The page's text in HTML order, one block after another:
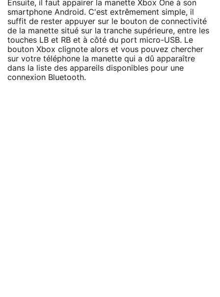
Ensuite, il faut appairer la manette Xbox One à son
smartphone Android. C'est extrêmement simple, il
suffit de rester appuyer sur le bouton de connectivité
de la manette situé sur la tranche supérieure, entre les
touches LB et RB et à côté du port micro-USB. Le
bouton Xbox clignote alors et vous pouvez chercher
sur votre téléphone la manette qui a dû apparaître
dans la liste des appareils disponibles pour une
connexion Bluetooth.